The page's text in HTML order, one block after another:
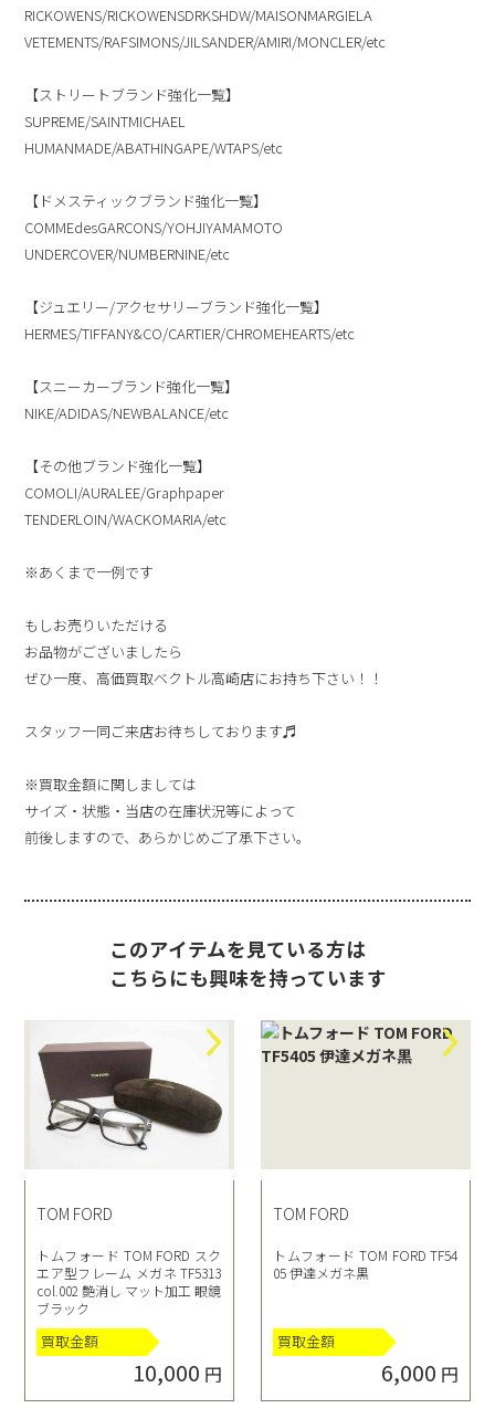
RICKOWENS/RICKOWENSDRKSHDW/MAISONMARGIELA
VETEMENTS/RAFSIMONS/JILSANDER/AMIRI/MONCLER/etc
【ストリートブランド強化一覧】
SUPREME/SAINTMICHAEL
HUMANMADE/ABATHINGAPE/WTAPS/etc
【ドメスティックブランド強化一覧】
COMMEdesGARCONS/YOHJIYAMAMOTO
UNDERCOVER/NUMBERNINE/etc
【ジュエリー/アクセサリーブランド強化一覧】
HERMES/TIFFANY&CO/CARTIER/CHROMEHEARTS/etc
【スニーカーブランド強化一覧】
NIKE/ADIDAS/NEWBALANCE/etc
【その他ブランド強化一覧】
COMOLI/AURALEE/Graphpaper
TENDERLOIN/WACKOMARIA/etc
※あくまで一例です
もしお売りいただける
お品物がございましたら
ぜひ一度、高価買取ベクトル高崎店にお持ち下さい！！
スタッフ一同ご来店お待ちしております♬
※買取金額に関しましては
サイズ・状態・当店の在庫状況等によって
前後しますので、あらかじめご了承下さい。
このアイテムを見ている方は
こちらにも興味を持っています
TOM FORD
トムフォード TOM FORD スク
エア型フレーム メガネ TF5313
col.002 艶消し マット加工 眼鏡
ブラック
買取金額
10,000 円
TOM FORD
トムフォード TOM FORD TF54
05 伊達メガネ黒
買取金額
6,000 円